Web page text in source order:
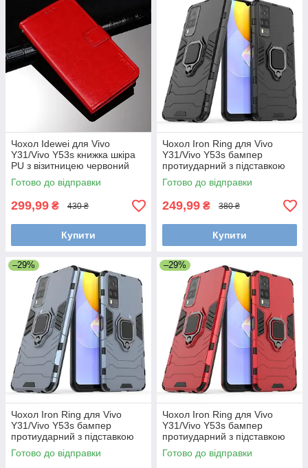
Чохол Idewei для Vivo
Y31/Vivo Y53s книжка шкіра
PU з візитницею червоний
Готово до відправки
299,99 ₴ 430 ₴
Купити
Чохол Iron Ring для Vivo
Y31/Vivo Y53s бампер
протиударний з підставкою
Black
Готово до відправки
249,99 ₴ 380 ₴
Купити
–29%
Чохол Iron Ring для Vivo
Y31/Vivo Y53s бампер
протиударний з підставкою
Dark-Blue
Готово до відправки
–29%
Чохол Iron Ring для Vivo
Y31/Vivo Y53s бампер
протиударний з підставкою
Red
Готово до відправки